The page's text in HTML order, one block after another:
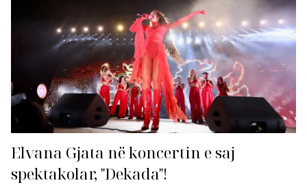
Elvana Gjata në koncertin e saj
spektakolar, "Dekada"!